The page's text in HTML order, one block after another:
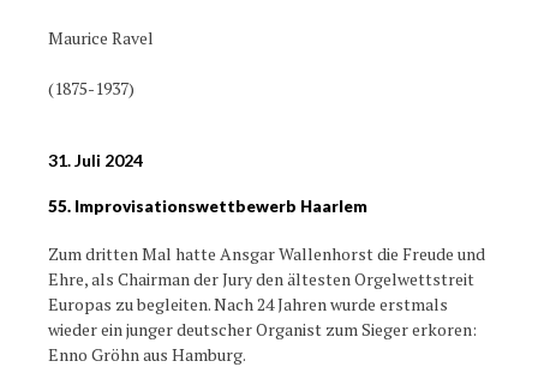
Maurice Ravel
(1875-1937)
31. Juli 2024
55. Improvisationswettbewerb Haarlem
Zum dritten Mal hatte Ansgar Wallenhorst die Freude und
Ehre, als Chairman der Jury den ältesten Orgelwettstreit
Europas zu begleiten. Nach 24 Jahren wurde erstmals
wieder ein junger deutscher Organist zum Sieger erkoren:
Enno Gröhn aus Hamburg.